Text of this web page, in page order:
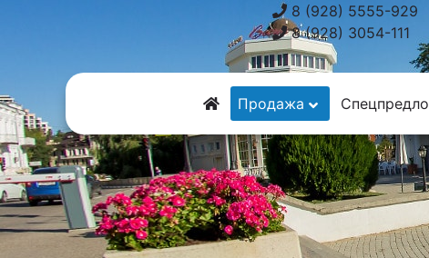
8 (928) 5555-929
8 (928) 3054-111
Продажа